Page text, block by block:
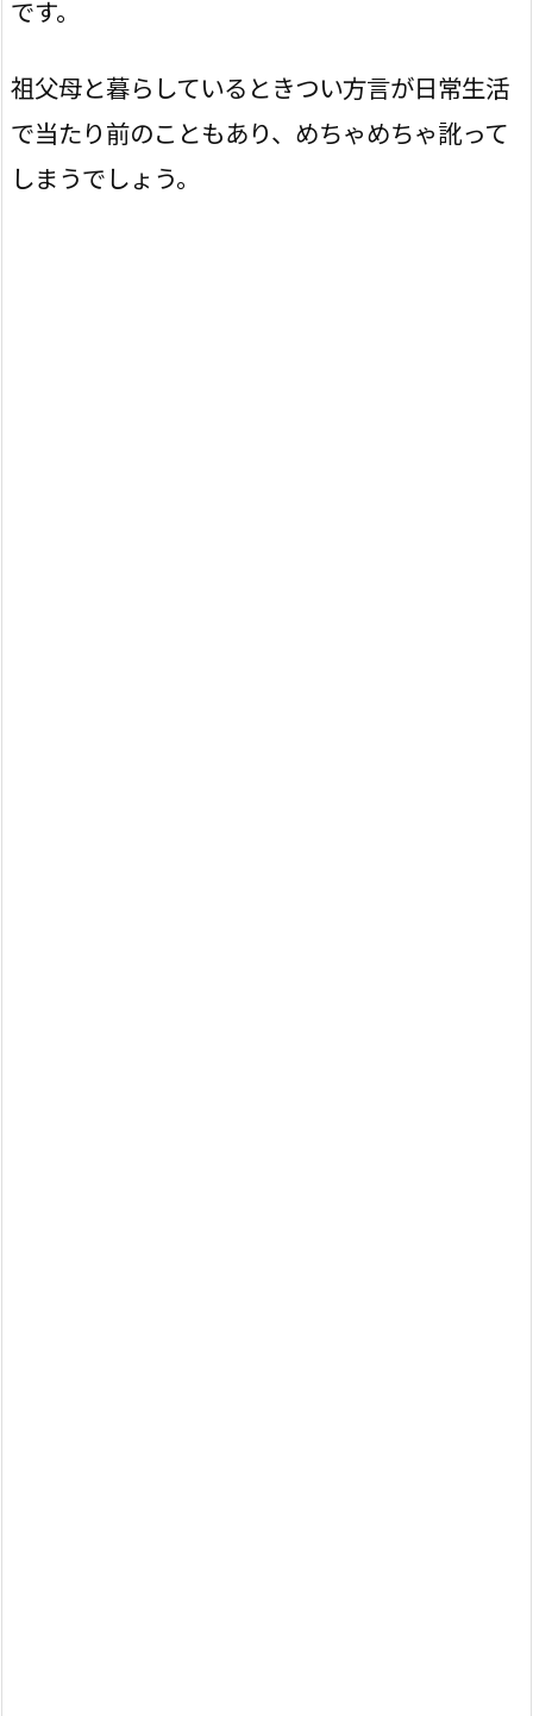
です。
祖父母と暮らしているときつい方言が日常生活
で当たり前のこともあり、めちゃめちゃ訛って
しまうでしょう。